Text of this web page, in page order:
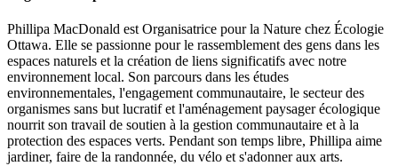
Phillipa MacDonald est Organisatrice pour la Nature chez Écologie
Ottawa. Elle se passionne pour le rassemblement des gens dans les
espaces naturels et la création de liens significatifs avec notre
environnement local. Son parcours dans les études
environnementales, l'engagement communautaire, le secteur des
organismes sans but lucratif et l'aménagement paysager écologique
nourrit son travail de soutien à la gestion communautaire et à la
protection des espaces verts. Pendant son temps libre, Phillipa aime
jardiner, faire de la randonnée, du vélo et s'adonner aux arts.